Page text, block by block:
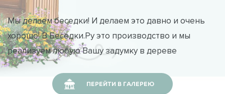
Мы делаем беседки! И делаем это давно и очень
хорошо! В Беседки.Ру это производство и мы
реализуем любую Вашу задумку в дереве
ПЕРЕЙТИ В ГАЛЕРЕЮ